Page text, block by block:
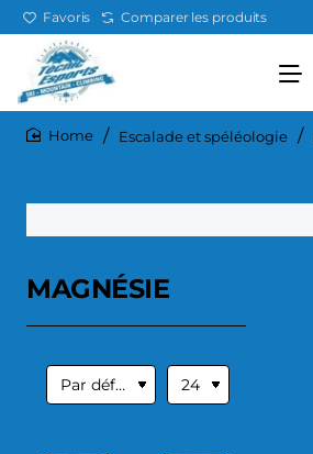
Favoris Comparer les produits
Escalade et spéléologie
MAGNÉSIE